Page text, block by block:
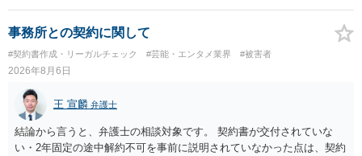
談いただくことをお勧めいたします。
的な経緯を踏まえて精査する必要がございます。 そのため、事情をお
伺いした上での検討が必要となりますので、個別に弁護士へのご相談
事務所との契約に関して
#契約書作成・リーガルチェック #芸能・エンタメ業界 #被害者
2026年8月6日
王 宣麟 弁護士
結論から言うと、弁護士の相談対象です。 契約書が交付されていな
い・2年固定の途中解約不可を事前に説明されていなかった点は、契約